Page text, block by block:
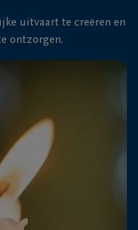
uitvaart te creëren en
ontzorgen.